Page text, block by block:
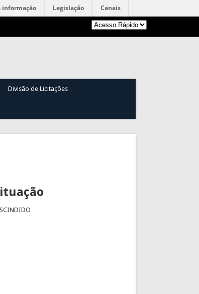
informação Legislação Canais
Divisão de Licitações